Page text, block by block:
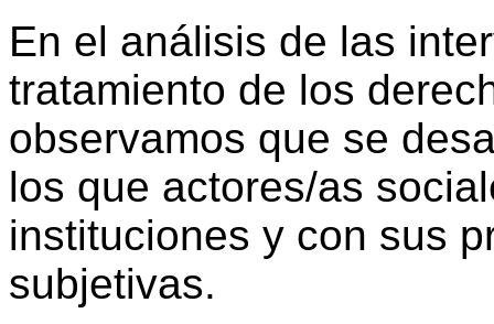
En el análisis de las
tratamiento de los
observamos que se
los que actores/as
instituciones y con sus
subjetivas.